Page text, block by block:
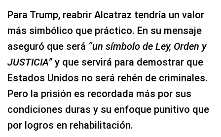
Para Trump, reabrir Alcatraz tendría un valor
más simbólico que práctico. En su mensaje
aseguró que será “un símbolo de Ley, Orden y
JUSTICIA”y que servirá para demostrar que
Estados Unidos no será rehén de criminales.
Pero la prisión es recordada más por sus
condiciones duras y su enfoque punitivo que
por logros en rehabilitación.